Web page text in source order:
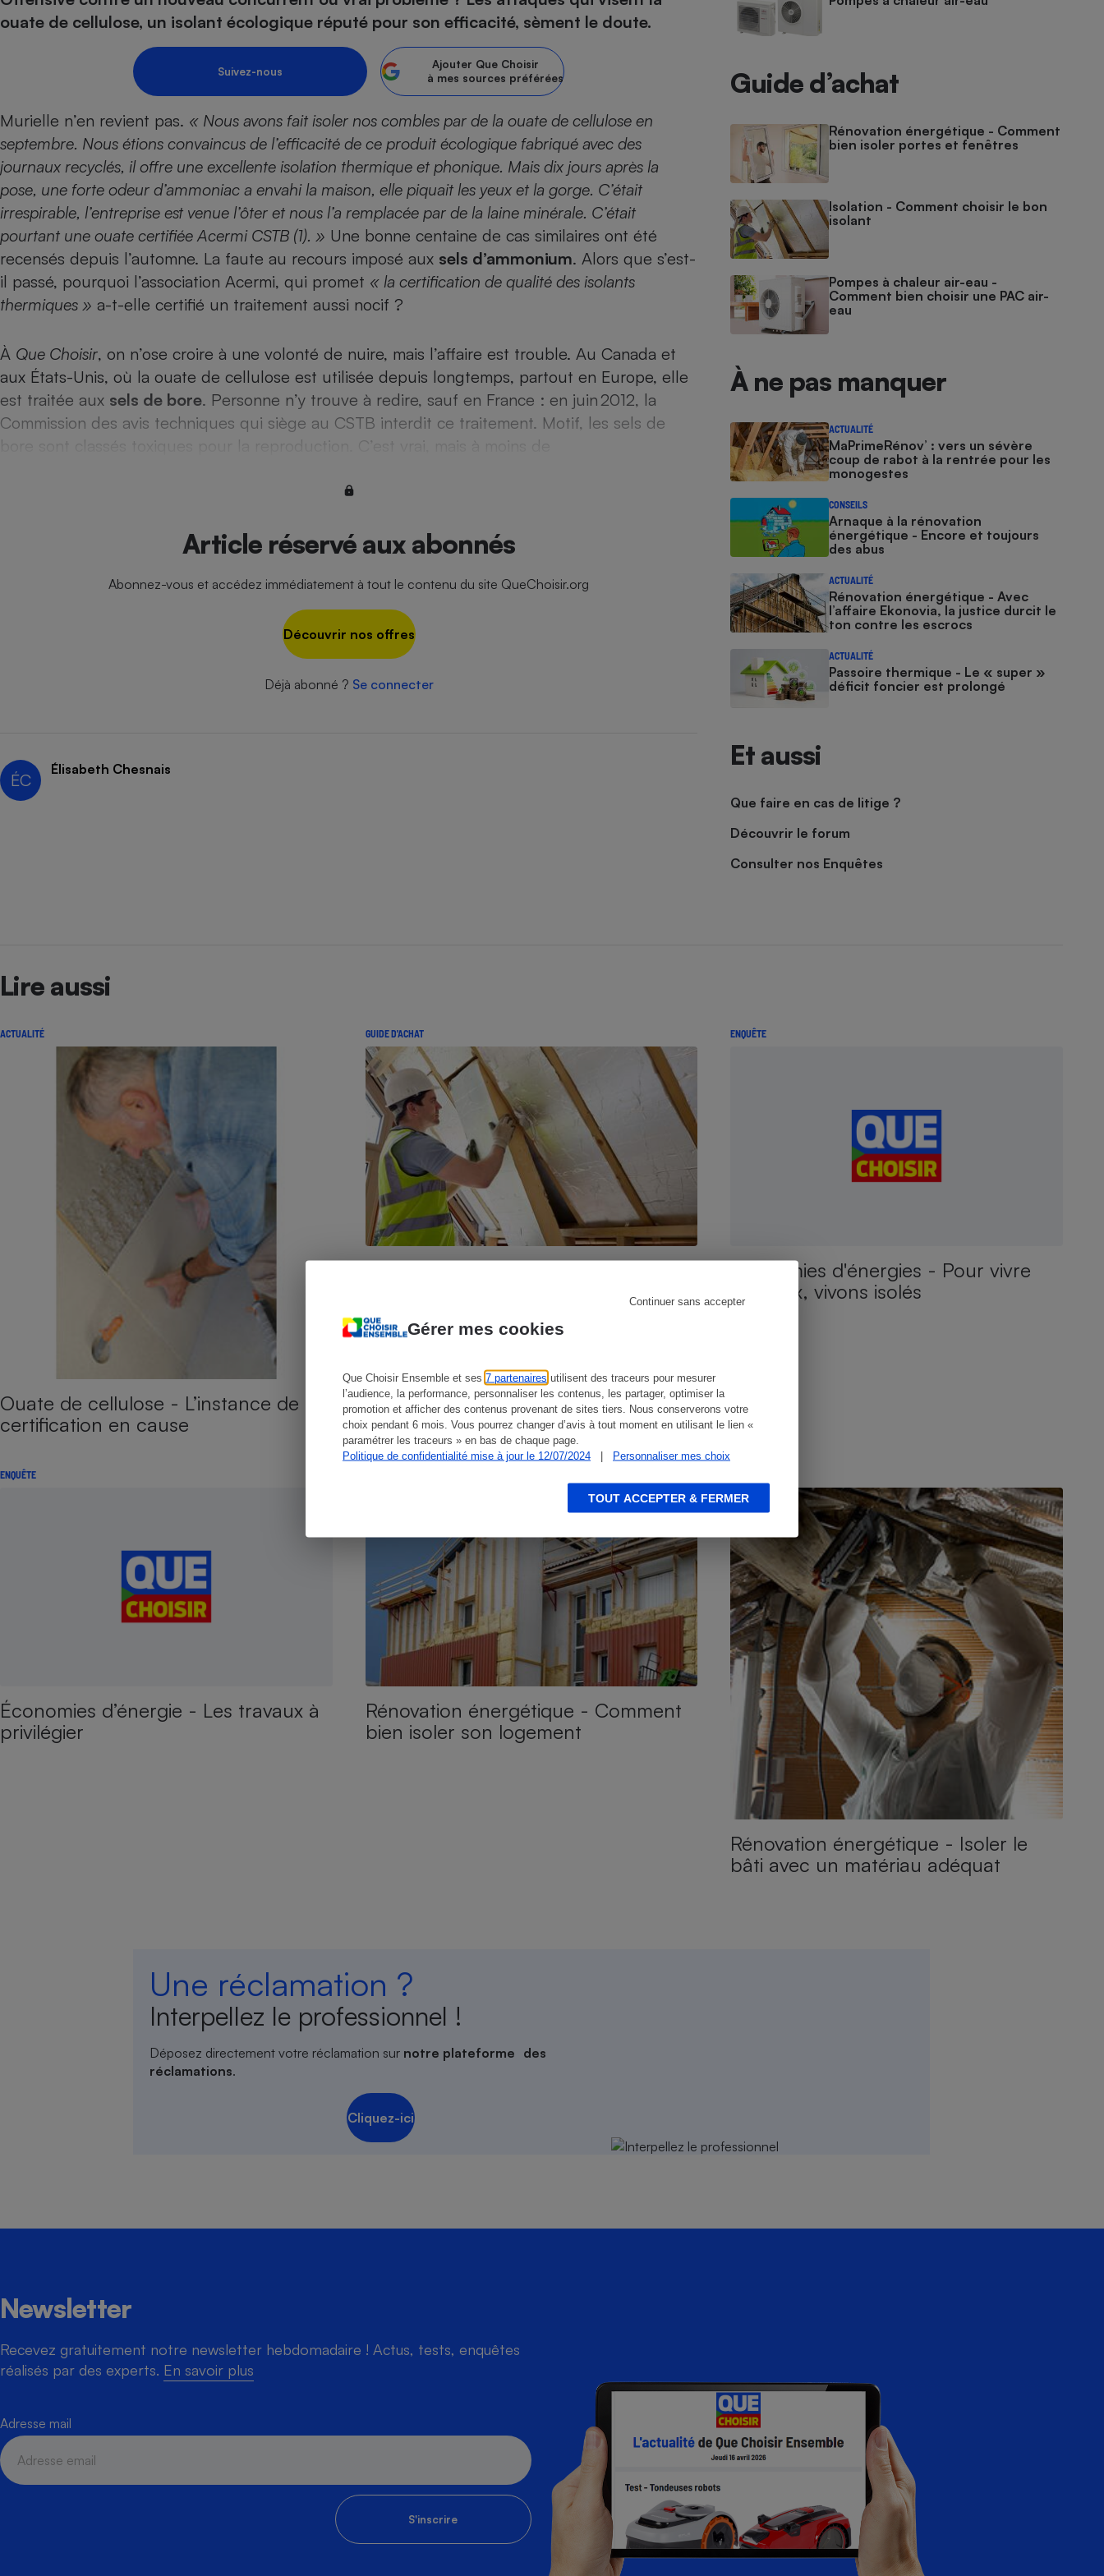
Gérer mes cookies
Que Choisir Ensemble et ses 7 partenaires utilisent des traceurs pour mesurer
l’audience, la performance, personnaliser les contenus, les partager, optimiser la
promotion et afficher des contenus provenant de sites tiers. Nous conserverons votre
choix pendant 6 mois. Vous pourrez changer d’avis à tout moment en utilisant le lien «
paramétrer les traceurs » en bas de chaque page.
Politique de confidentialité mise à jour le 12/07/2024
| Personnaliser mes choix
Continuer sans accepter
TOUT ACCEPTER & FERMER
ouate de cellulose, un isolant écologique réputé pour son efficacité, sèment le doute.
Suivez-nous
Ajouter Que Choisir
à mes sources préférées
Murielle n’en revient pas. « Nous avons fait isoler nos combles par de la ouate de cellulose en
septembre. Nous étions convaincus de l’efficacité de ce produit écologique fabriqué avec des
journaux recyclés, il offre une excellente isolation thermique et phonique. Mais dix jours après la
pose, une forte odeur d’ammoniac a envahi la maison, elle piquait les yeux et la gorge. C’était
irrespirable, l’entreprise est venue l’ôter et nous l’a remplacée par de la laine minérale. C’était
pourtant une ouate certifiée Acermi CSTB (1). » Une bonne centaine de cas similaires ont été
recensés depuis l’automne. La faute au recours imposé aux sels d’ammonium. Alors que s’est-
il passé, pourquoi l’association Acermi, qui promet « la certification de qualité des isolants
thermiques » a-t-elle certifié un traitement aussi nocif ?
À Que Choisir, on n’ose croire à une volonté de nuire, mais l’affaire est trouble. Au Canada et
aux États-Unis, où la ouate de cellulose est utilisée depuis longtemps, partout en Europe, elle
est traitée aux sels de bore. Personne n’y trouve à redire, sauf en France : en juin 2012, la
Commission des avis techniques qui siège au CSTB interdit ce traitement. Motif, les sels de
bore sont classés toxiques pour la reproduction. C’est vrai, mais à moins de
Article réservé aux abonnés
Abonnez-vous et accédez immédiatement à tout le contenu du site QueChoisir.org
Découvrir nos offres
Déjà abonné ? Se connecter
ÉC
Élisabeth Chesnais
Guide d’achat
Rénovation énergétique - Comment
bien isoler portes et fenêtres
Isolation - Comment choisir le bon
isolant
Pompes à chaleur air-eau -
Comment bien choisir une PAC air-
eau
À ne pas manquer
ACTUALITÉ
MaPrimeRénov’ : vers un sévère
coup de rabot à la rentrée pour les
monogestes
CONSEILS
Arnaque à la rénovation
énergétique - Encore et toujours
des abus
ACTUALITÉ
Rénovation énergétique - Avec
l’affaire Ekonovia, la justice durcit le
ton contre les escrocs
ACTUALITÉ
Passoire thermique - Le « super »
déficit foncier est prolongé
Et aussi
Que faire en cas de litige ?
Découvrir le forum
Consulter nos Enquêtes
Lire aussi
ACTUALITÉ
Ouate de cellulose - L’instance de
certification en cause
GUIDE D'ACHAT ENQUÊTE
Economies d'énergies - Pour vivre
heureux, vivons isolés
ENQUÊTE
Économies d’énergie - Les travaux à
privilégier
Rénovation énergétique - Comment
bien isoler son logement
Rénovation énergétique - Isoler le
bâti avec un matériau adéquat
Une réclamation ?
Interpellez le professionnel !
Déposez directement votre réclamation sur notre plateforme des
réclamations.
Cliquez-ici
Newsletter
Recevez gratuitement notre newsletter hebdomadaire ! Actus, tests, enquêtes
réalisés par des experts. En savoir plus
Adresse mail
S'inscrire
Nutrition
Produit alimentaire
Supermarché - Drive
Circuits courts et
alimentation locale
Champagne - Comment choisir une
Epargne - Fiscalité
Assurance emprunteur
Banque en ligne
Assurance auto
Carburant
Contrôle technique - Réparation
Pièce détachée
Moto
Comparateur auto
Supermarché - Drive
Comparatif sèche-linge
Comparatif réfrigérateur-congélateur
Comparatif plaque à induction
Comparatif hotte aspirante
Comparatif climatiseur mobile
Comparatif aspirateur balai
Comparatif aspirateur traîneau
Comparatif cafetière automatique
Comparatif centrale vapeur
Gros électroménager
Petit électroménager - Ustensile
Lave-linge
Cafetière à expressos Réfrigérateur
Robot ménager
Électricité - Gaz
Panneaux
photovoltaïques
Comparatif smartphone
Comparatif casque audio
Comparatif barre de son
Comparatif imprimante multifonction
Comparatif ordinateur portable
Comparatif ultrabook
Comparatif tablette tactile
Informatique
Téléphonie
Téléviseur
Comparatif nettoyeur haute
pression
Comparatif tondeuse robot
Comparatif poêle à granulés
Comparatif radiateur électrique
Aménagement
Bricolage - Jardinage
Chauffage
Sécurité domestique
Matelas Poêle à granulés
Comparateur mutuelle
Comparateur des devis d’opticiens
Hygiène - Beauté
Maladie - Médecine - Médicament
Système de santé - Complémentaire santé
Antimoustique
Maison de retraite
Obsèques - Pompes
funèbres
Retraite
Puériculture - Produit
Choisir son pellet
Comparateur assurance emprunteur
Energie Moins Chère Ensemble
Tous les comparateurs
Toutes les cartes interactives
nous ?